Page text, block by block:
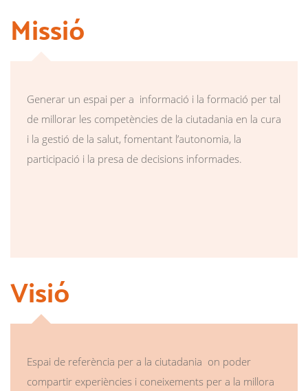
Missió
Generar un espai per a informació i la formació per tal
de millorar les competències de la ciutadania en la cura
i la gestió de la salut, fomentant l’autonomia, la
participació i la presa de decisions informades.
Visió
Espai de referència per a la ciutadania on poder
compartir experiències i coneixements per a la millora